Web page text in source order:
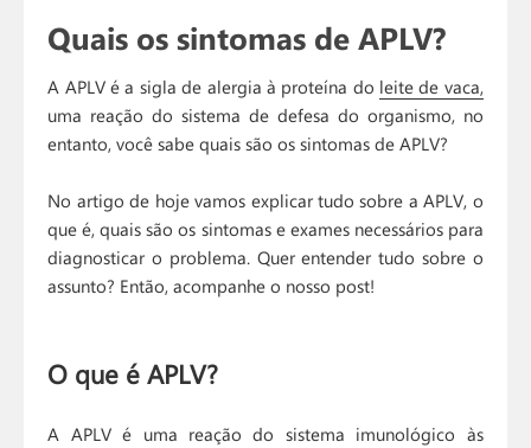
Quais os sintomas de APLV?
A APLV é a sigla de alergia à proteína do leite de vaca,
uma reação do sistema de defesa do organismo, no
entanto, você sabe quais são os sintomas de APLV?
No artigo de hoje vamos explicar tudo sobre a APLV, o
que é, quais são os sintomas e exames necessários para
diagnosticar o problema. Quer entender tudo sobre o
assunto? Então, acompanhe o nosso post!
O que é APLV?
A APLV é uma reação do sistema imunológico às